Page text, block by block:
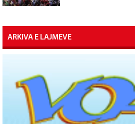
ARKIVA E LAJMEVE